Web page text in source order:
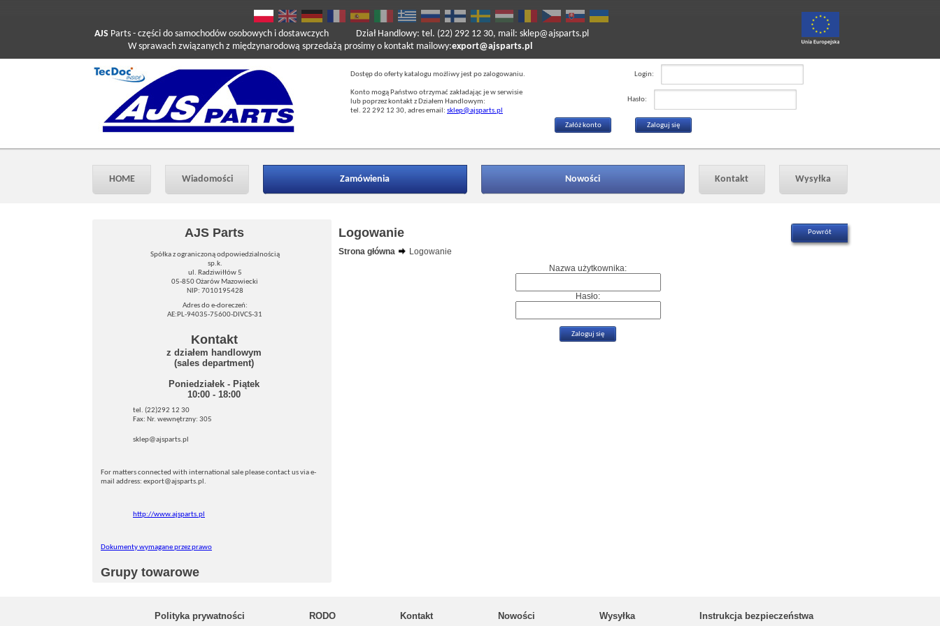
AJS Parts - części do samochodów osobowych i dostawczych
W sprawach związanych z międzynarodową sprzedażą prosimy o kontakt mailowy:export@ajsparts.pl
Dział Handlowy: tel. (22) 292 12 30, mail: sklep@ajsparts.pl
Dostęp do oferty katalogu możliwy jest po zalogowaniu.
Konto mogą Państwo otrzymać zakładając je w serwisie
lub poprzez kontakt z Działem Handlowym:
tel. 22 292 12 30, adres email: sklep@ajsparts.pl
Login:
Hasło:
Załóż konto
HOME Wiadomości Zamówienia Nowości Kontakt Wysyłka
AJS Parts
Spółka z ograniczoną odpowiedzialnością
sp.k.
ul. Radziwiłłów 5
05-850 Ożarów Mazowiecki
NIP: 7010195428
Adres do e-doreczeń:
AE:PL-94035-75600-DIVCS-31
Kontakt
z działem handlowym
(sales department)
Poniedziałek - Piątek
10:00 - 18:00
tel. (22)292 12 30
Fax: Nr. wewnętrzny: 305
sklep@ajsparts.pl
For matters connected with international sale please contact us via e-
mail address: export@ajsparts.pl.
http://www.ajsparts.pl
Dokumenty wymagane przez prawo
Grupy towarowe
Logowanie
Strona główna
Logowanie
Nazwa użytkownika:
Hasło:
Polityka prywatności RODO Kontakt Nowości Wysyłka Instrukcja bezpieczeństwa